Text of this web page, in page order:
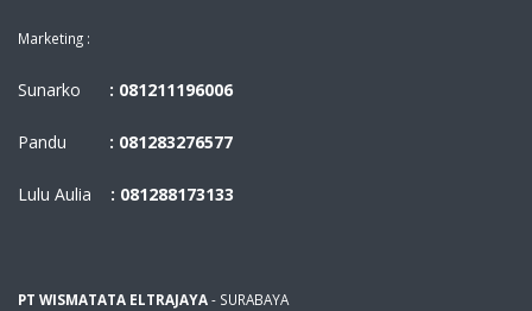
Marketing :
Sunarko : 081211196006
Pandu : 081283276577
Lulu Aulia : 081288173133
PT WISMATATA ELTRAJAYA- SURABAYA